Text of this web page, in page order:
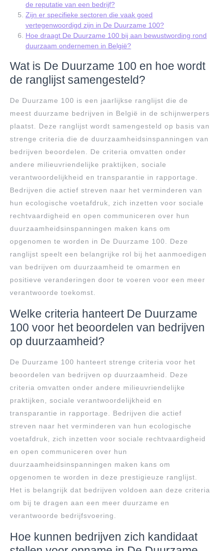
de reputatie van een bedrijf?
Zijn er specifieke sectoren die vaak goed
vertegenwoordigd zijn in De Duurzame 100?
Hoe draagt De Duurzame 100 bij aan bewustwording rond
duurzaam ondernemen in België?
Wat is De Duurzame 100 en hoe wordt
de ranglijst samengesteld?
De Duurzame 100 is een jaarlijkse ranglijst die de
meest duurzame bedrijven in België in de schijnwerpers
plaatst. Deze ranglijst wordt samengesteld op basis van
strenge criteria die de duurzaamheidsinspanningen van
bedrijven beoordelen. De criteria omvatten onder
andere milieuvriendelijke praktijken, sociale
verantwoordelijkheid en transparantie in rapportage.
Bedrijven die actief streven naar het verminderen van
hun ecologische voetafdruk, zich inzetten voor sociale
rechtvaardigheid en open communiceren over hun
duurzaamheidsinspanningen maken kans om
opgenomen te worden in De Duurzame 100. Deze
ranglijst speelt een belangrijke rol bij het aanmoedigen
van bedrijven om duurzaamheid te omarmen en
positieve veranderingen door te voeren voor een meer
verantwoorde toekomst.
Welke criteria hanteert De Duurzame
100 voor het beoordelen van bedrijven
op duurzaamheid?
De Duurzame 100 hanteert strenge criteria voor het
beoordelen van bedrijven op duurzaamheid. Deze
criteria omvatten onder andere milieuvriendelijke
praktijken, sociale verantwoordelijkheid en
transparantie in rapportage. Bedrijven die actief
streven naar het verminderen van hun ecologische
voetafdruk, zich inzetten voor sociale rechtvaardigheid
en open communiceren over hun
duurzaamheidsinspanningen maken kans om
opgenomen te worden in deze prestigieuze ranglijst.
Het is belangrijk dat bedrijven voldoen aan deze criteria
om bij te dragen aan een meer duurzame en
verantwoorde bedrijfsvoering.
Hoe kunnen bedrijven zich kandidaat